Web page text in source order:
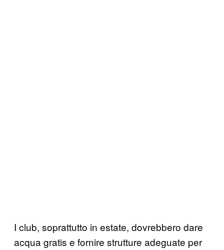
I club, soprattutto in estate, dovrebbero dare
acqua gratis e fornire strutture adeguate per